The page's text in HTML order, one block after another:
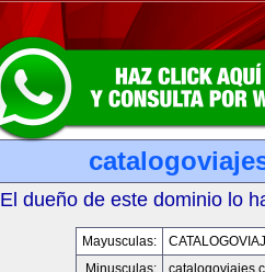
El dueño de este dominio lo
Mayusculas:
Minusculas: